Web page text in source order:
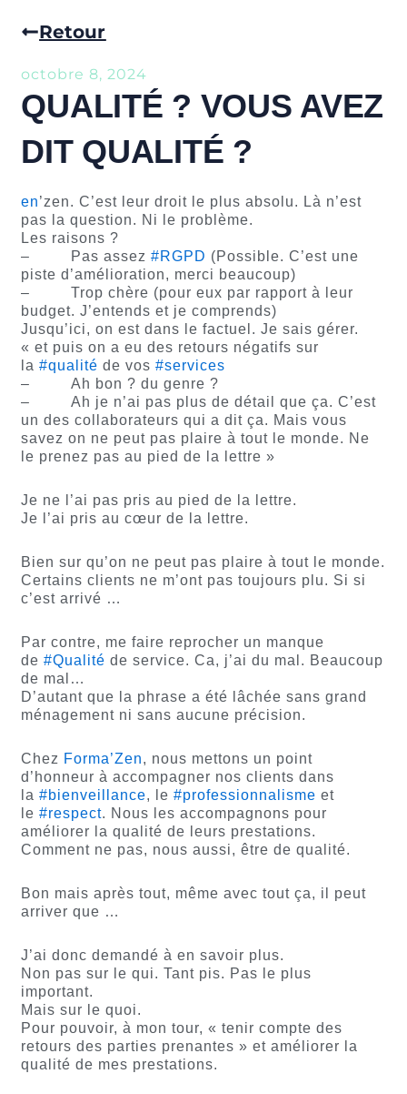
Retour
octobre 8, 2024
QUALITÉ ? VOUS AVEZ
DIT QUALITÉ ?
en’zen. C’est leur droit le plus absolu. Là n’est
pas la question. Ni le problème.
Les raisons ?
– Pas assez#RGPD (Possible. C’est une
piste d’amélioration, merci beaucoup)
– Trop chère (pour eux par rapport à leur
budget. J’entends et je comprends)
Jusqu’ici, on est dans le factuel. Je sais gérer.
« et puis on a eu des retours négatifs sur
la#qualité de vos#services
– Ah bon ? du genre ?
– Ah je n’ai pas plus de détail que ça. C’est
un des collaborateurs qui a dit ça. Mais vous
savez on ne peut pas plaire à tout le monde. Ne
le prenez pas au pied de la lettre »
Je ne l’ai pas pris au pied de la lettre.
Je l’ai pris au cœur de la lettre.
Bien sur qu’on ne peut pas plaire à tout le monde.
Certains clients ne m’ont pas toujours plu. Si si
c’est arrivé …
Par contre, me faire reprocher un manque
de#Qualité de service. Ca, j’ai du mal. Beaucoup
de mal…
D’autant que la phrase a été lâchée sans grand
ménagement ni sans aucune précision.
Chez Forma’Zen, nous mettons un point
d’honneur à accompagner nos clients dans
la#bienveillance, le#professionnalisme et
le#respect. Nous les accompagnons pour
améliorer la qualité de leurs prestations.
Comment ne pas, nous aussi, être de qualité.
Bon mais après tout, même avec tout ça, il peut
arriver que …
J’ai donc demandé à en savoir plus.
Non pas sur le qui. Tant pis. Pas le plus
important.
Mais sur le quoi.
Pour pouvoir, à mon tour, « tenir compte des
retours des parties prenantes » et améliorer la
qualité de mes prestations.